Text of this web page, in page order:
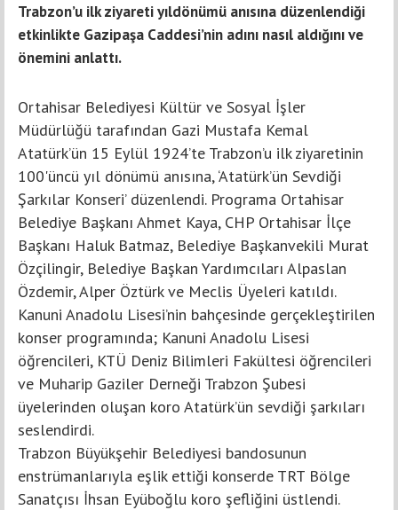
Trabzon’u ilk ziyareti yıldönümü anısına düzenlendiği
etkinlikte Gazipaşa Caddesi’nin adını nasıl aldığını ve
önemini anlattı.
Ortahisar Belediyesi Kültür ve Sosyal İşler
Müdürlüğü tarafından Gazi Mustafa Kemal
Atatürk’ün 15 Eylül 1924’te Trabzon’u ilk ziyaretinin
100'üncü yıl dönümü anısına, ‘Atatürk’ün Sevdiği
Şarkılar Konseri’ düzenlendi. Programa Ortahisar
Belediye Başkanı Ahmet Kaya, CHP Ortahisar İlçe
Başkanı Haluk Batmaz, Belediye Başkanvekili Murat
Özçilingir, Belediye Başkan Yardımcıları Alpaslan
Özdemir, Alper Öztürk ve Meclis Üyeleri katıldı.
Kanuni Anadolu Lisesi’nin bahçesinde gerçekleştirilen
konser programında; Kanuni Anadolu Lisesi
öğrencileri, KTÜ Deniz Bilimleri Fakültesi öğrencileri
ve Muharip Gaziler Derneği Trabzon Şubesi
üyelerinden oluşan koro Atatürk’ün sevdiği şarkıları
seslendirdi.
Trabzon Büyükşehir Belediyesi bandosunun
enstrümanlarıyla eşlik ettiği konserde TRT Bölge
Sanatçısı İhsan Eyüboğlu koro şefliğini üstlendi.